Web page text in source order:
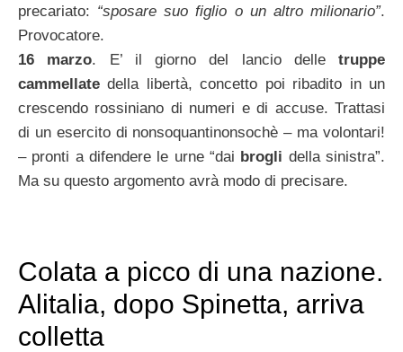
precariato: “sposare suo figlio o un altro milionario”.
Provocatore.
16 marzo. E’ il giorno del lancio delle truppe
cammellate della libertà, concetto poi ribadito in un
crescendo rossiniano di numeri e di accuse. Trattasi
di un esercito di nonsoquantinonsochè – ma volontari!
– pronti a difendere le urne “dai brogli della sinistra”.
Ma su questo argomento avrà modo di precisare.
Colata a picco di una nazione.
Alitalia, dopo Spinetta, arriva
colletta